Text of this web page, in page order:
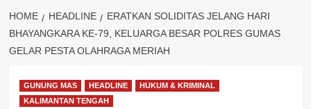
HOME HEADLINE
ERATKAN SOLIDITAS JELANG HARI
BHAYANGKARA KE-79, KELUARGA BESAR POLRES GUMAS
GELAR PESTA OLAHRAGA MERIAH
GUNUNG MAS HEADLINE
HUKUM & KRIMINAL
KALIMANTAN TENGAH